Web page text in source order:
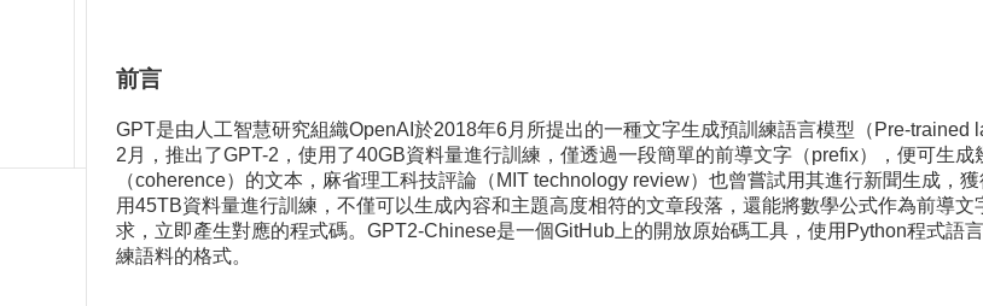
前言
GPT是由人工智慧研究組織OpenAI於2018年6月所提出的一種文字生成預訓練語言模型（Pre-
2月，推出了GPT-2，使用了40GB資料量進行訓練，僅透過一段簡單的前導文字（prefix），便可生
（coherence）的文本，麻省理工科技評論（MIT technology review）也曾嘗試用其進行新聞生成，
用45TB資料量進行訓練，不僅可以生成內容和主題高度相符的文章段落，還能將數學公式作為前導
求，立即產生對應的程式碼。GPT2-Chinese是一個GitHub上的開放原始碼工具，使用Python程式語
練語料的格式。